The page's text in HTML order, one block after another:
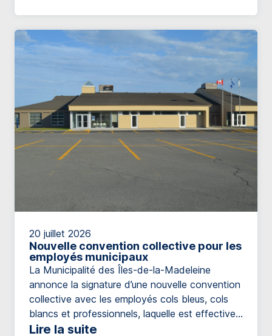
des services de protection incendie. […]
20 juillet 2026
Nouvelle convention collective pour les
employés municipaux
La Municipalité des Îles-de-la-Madeleine
annonce la signature d’une nouvelle convention
collective avec les employés cols bleus, cols
blancs et professionnels, laquelle est effective
pour une durée de 5 ans, soit jusqu’au 1er
Lire la suite